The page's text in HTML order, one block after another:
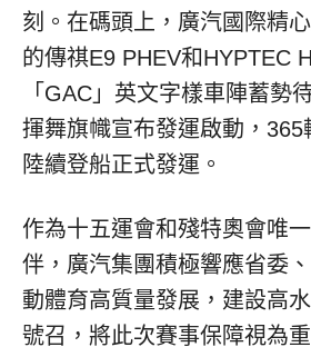
刻。在碼頭上，廣汽國際精
的傳祺E9 PHEV和HYPTEC
「GAC」英文字樣車陣蓄勢
揮舞旗幟宣布發運啟動，365
陸續登船正式發運。
作為十五運會和殘特奧會唯
伴，廣汽集團積極響應省委
動體育高質量發展，建設高
號召，將此次賽事保障視為